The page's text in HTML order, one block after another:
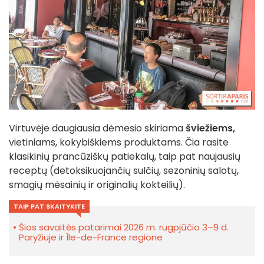
Virtuvėje daugiausia dėmesio skiriamašviežiems,
vietiniams, kokybiškiems produktams. Čia rasite
klasikinių prancūziškų patiekalų, taip pat naujausių
receptų (detoksikuojančių sulčių, sezoninių salotų,
smagių mėsainių ir originalių kokteilių).
TAIP PAT SKAITYKITE
Šios savaitės patarimai 2026 m. rugpjūčio 3–9 d.
Paryžiuje ir Île-de-France regione